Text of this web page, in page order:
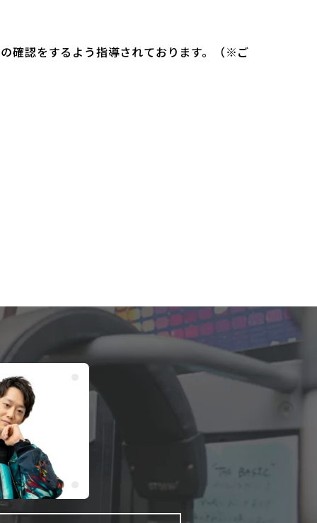
確認をするよう指導されております。（※ご